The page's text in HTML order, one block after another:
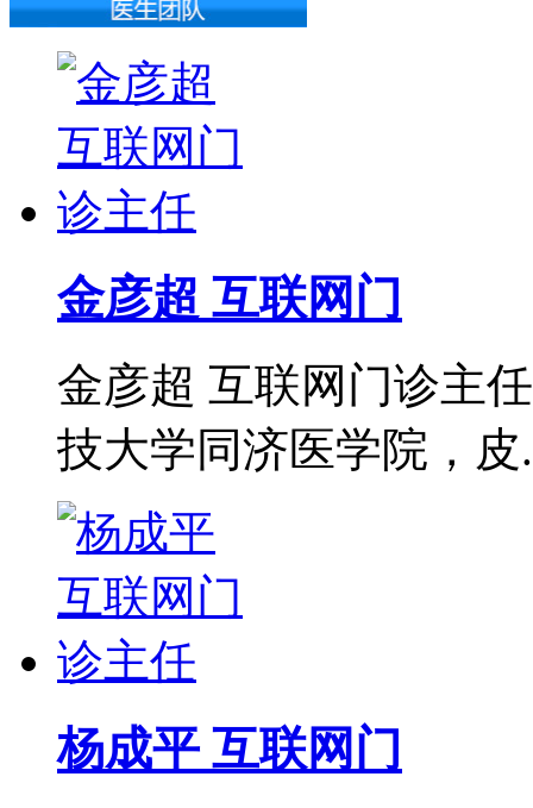
金彦超 互联网门
金彦超 互联网门诊主
技大学同济医学院，皮
杨成平 互联网门